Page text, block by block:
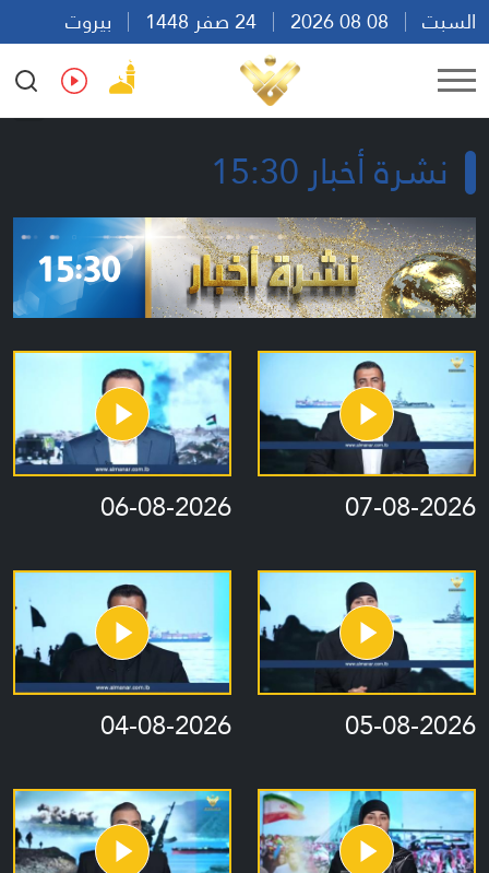
السبت
بيروت
09:13
Ar En Fr Es
نشرة أخبار 15:30
07-08-2026
06-08-2026
05-08-2026
04-08-2026